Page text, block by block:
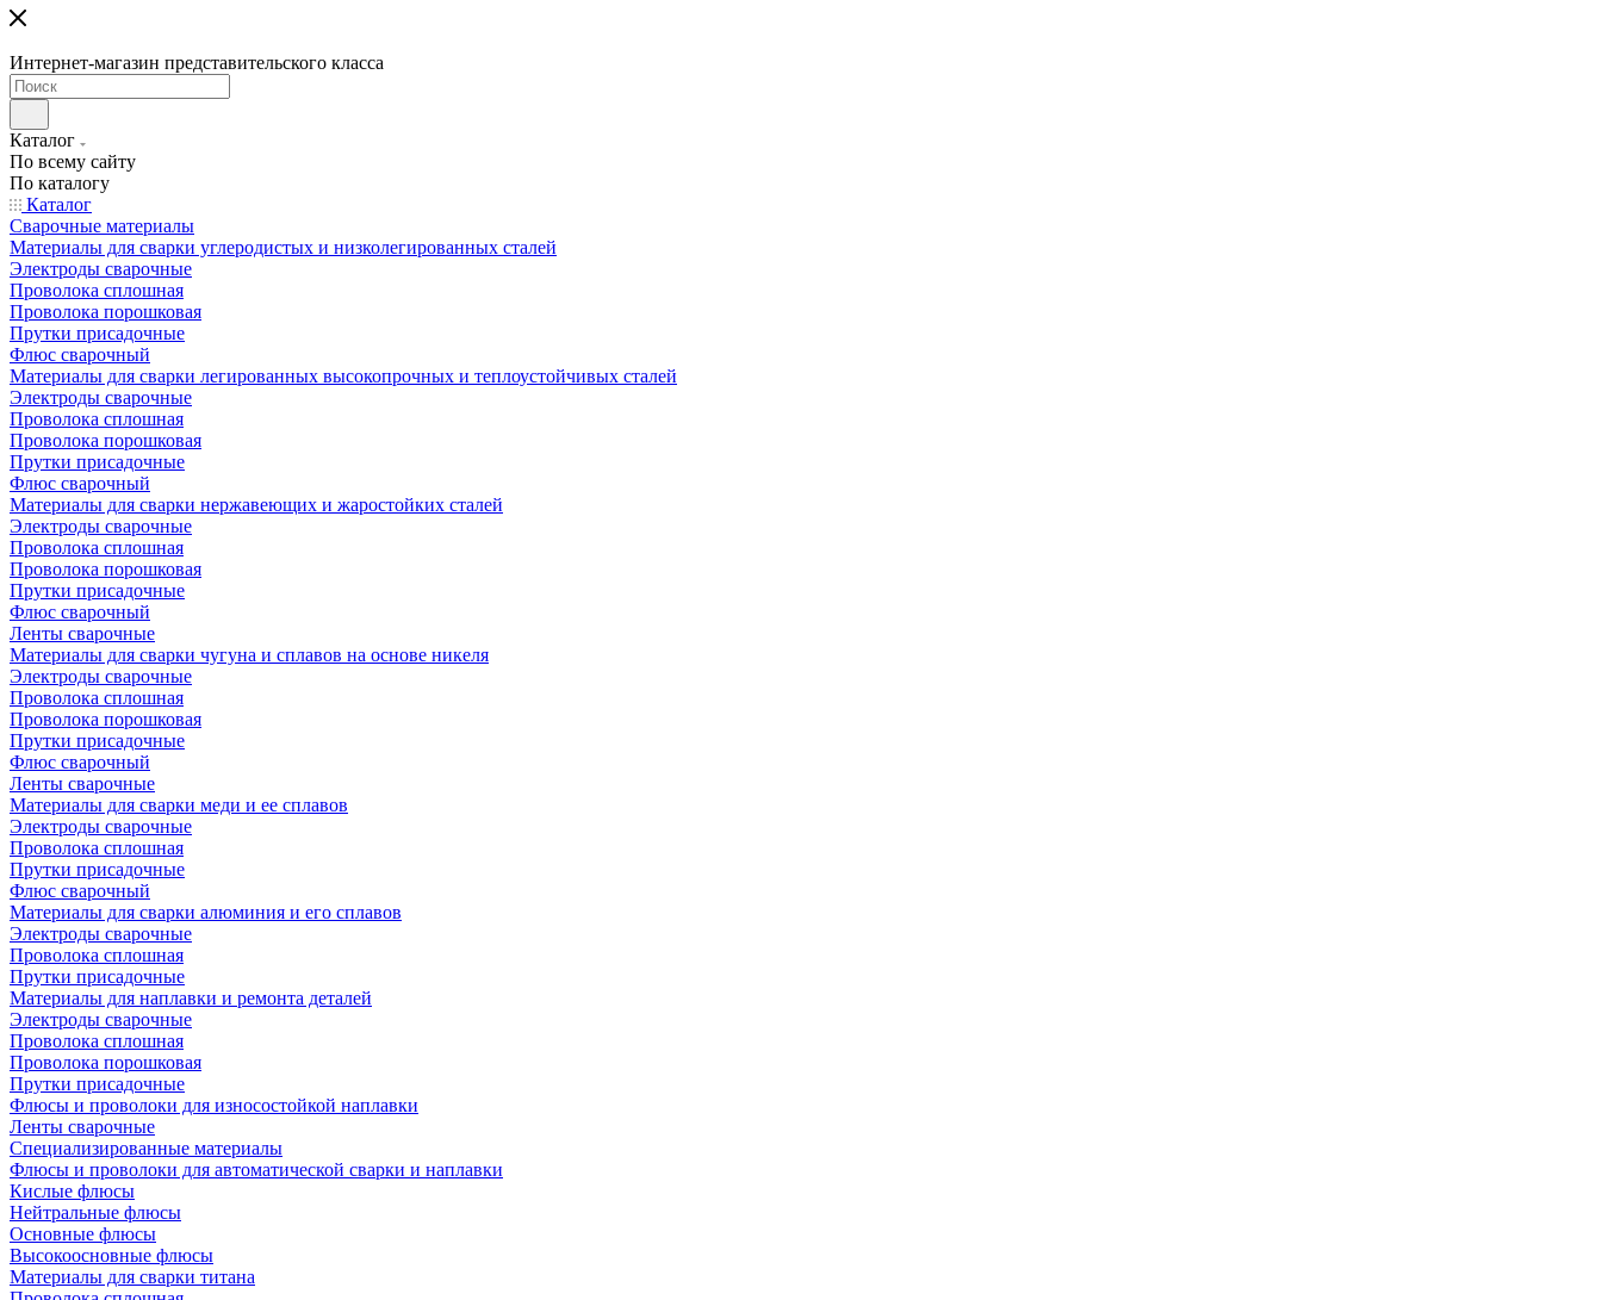
Интернет-магазин представительского класса
Каталог
По всему сайту
По каталогу
Каталог
Сварочные материалы
Материалы для сварки углеродистых и низколегированных сталей
Электроды сварочные
Проволока сплошная
Проволока порошковая
Прутки присадочные
Флюс сварочный
Материалы для сварки легированных высокопрочных и теплоустойчивых сталей
Электроды сварочные
Проволока сплошная
Проволока порошковая
Прутки присадочные
Флюс сварочный
Материалы для сварки нержавеющих и жаростойких сталей
Электроды сварочные
Проволока сплошная
Проволока порошковая
Прутки присадочные
Флюс сварочный
Ленты сварочные
Материалы для сварки чугуна и сплавов на основе никеля
Электроды сварочные
Проволока сплошная
Проволока порошковая
Прутки присадочные
Флюс сварочный
Ленты сварочные
Материалы для сварки меди и ее сплавов
Электроды сварочные
Проволока сплошная
Прутки присадочные
Флюс сварочный
Материалы для сварки алюминия и его сплавов
Электроды сварочные
Проволока сплошная
Прутки присадочные
Материалы для наплавки и ремонта деталей
Электроды сварочные
Проволока сплошная
Проволока порошковая
Прутки присадочные
Флюсы и проволоки для износостойкой наплавки
Ленты сварочные
Специализированные материалы
Флюсы и проволоки для автоматической сварки и наплавки
Кислые флюсы
Нейтральные флюсы
Основные флюсы
Высокоосновные флюсы
Материалы для сварки титана